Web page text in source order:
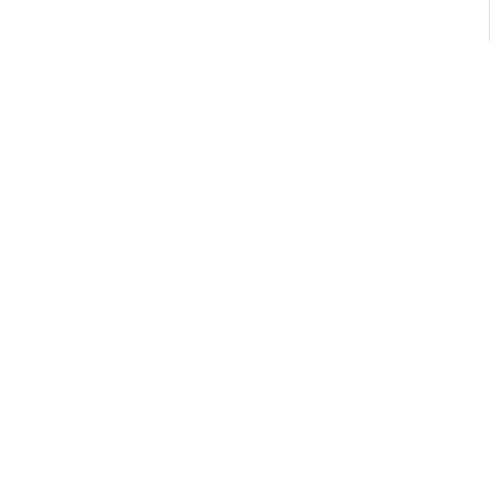
机。”张东赫表示：“在160名
息。”他反问道：“国民们在问